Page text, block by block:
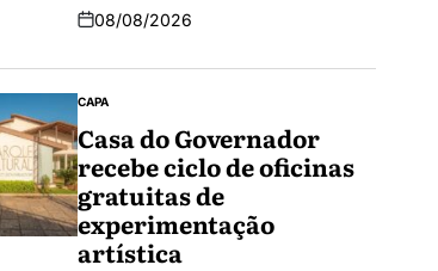
08/08/2026
CAPA
Casa do Governador
recebe ciclo de oficinas
gratuitas de
experimentação
artística